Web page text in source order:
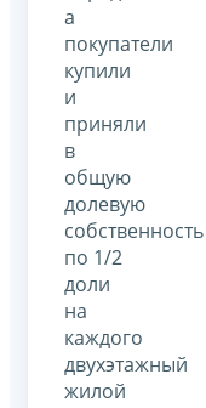
а
покупатели
купили
и
приняли
в
общую
долевую
собственность
по 1/2
доли
на
каждого
двухэтажный
жилой